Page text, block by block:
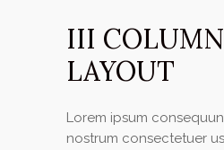
III
LAYOUT
Lorem ipsum
nostrum consectetuer